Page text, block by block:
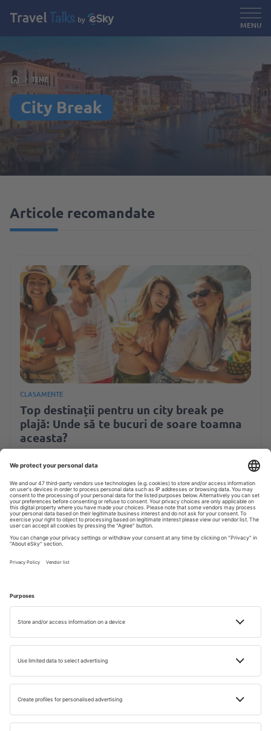
MENU
TEME
City Break
Articole recomandate
CLASAMENTE
Top destinații pentru un city break pe
plajă: Unde să te bucuri de soare toamna
aceasta?
Joanna Szyndler
Black Friday pe eSky.ro: oferte speciale în
fiecare weekend din noiembrie!
Timp de citire: 6 min 22 NOV. 2024
Joanna Szyndler